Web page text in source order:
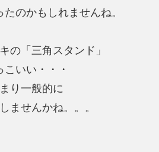
のかもしれませんね。
の「三角スタンド」
こいい・・・
り一般的に
ませんかね。。。